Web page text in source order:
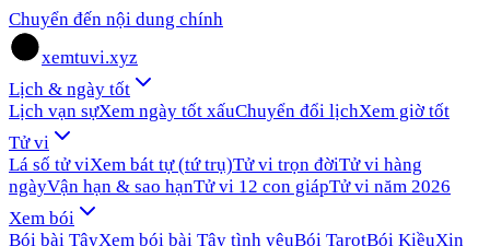
Chuyển đến nội dung chính
xemtuvi.xyz
Lịch & ngày tốt
Lịch vạn sựXem ngày tốt xấuChuyển đổi lịchXem giờ tốt
Tử vi
Lá số tử viXem bát tự (tứ trụ)Tử vi trọn đờiTử vi hàng
ngàyVận hạn & sao hạnTử vi 12 con giápTử vi năm 2026
Xem bói
Bói bài TâyXem bói bài Tây tình yêuBói TarotBói KiềuXin